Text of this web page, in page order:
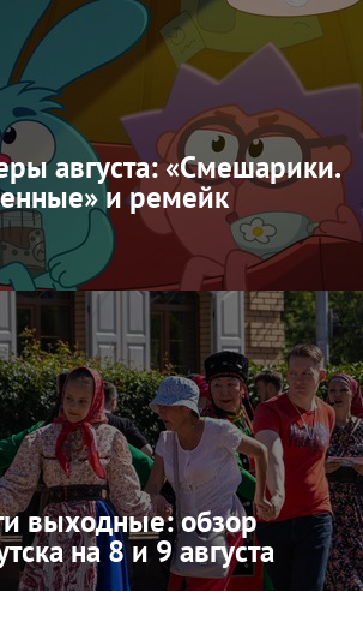
августа: «Смешарики.
и ремейк
выходные: обзор
на 8 и 9 августа